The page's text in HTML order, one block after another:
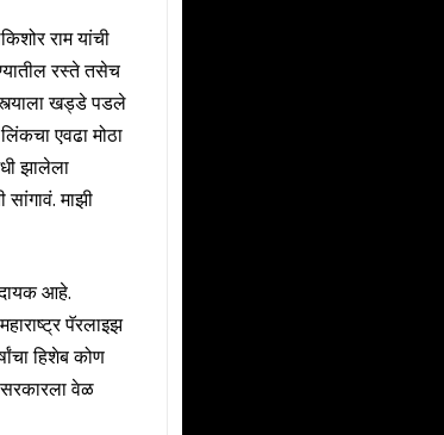
राम यांची
रस्ते तसेच
खड्डे पडले
एवढा मोठा
झालेला
माझी
आहे.
पॅरलाइझ
हिशेब कोण
सरकारला वेळ